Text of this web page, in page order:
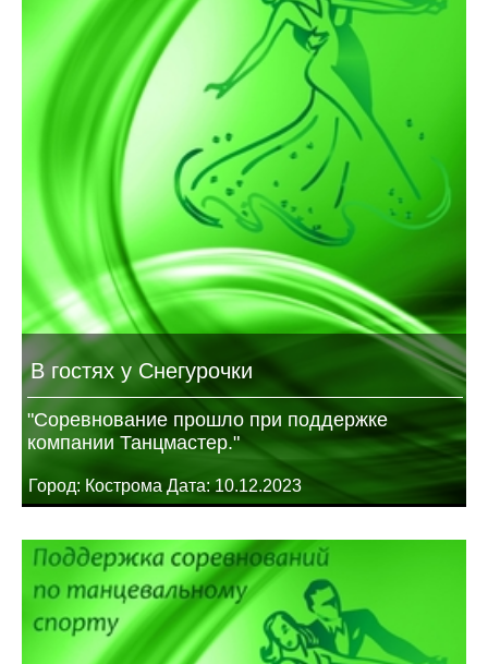
В гостях у Снегурочки
"Соревнование прошло при поддержке
компании Танцмастер."
Город: Кострома Дата: 10.12.2023